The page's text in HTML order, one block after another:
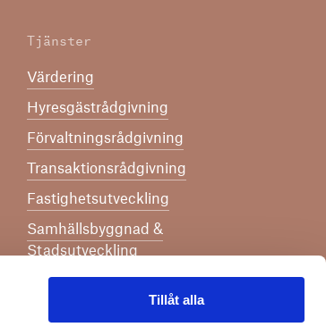
Tillåt alla
Tjänster
Värdering
Hyresgästrådgivning
Förvaltningsrådgivning
Transaktionsrådgivning
Fastighetsutveckling
Samhällsbyggnad &
Stadsutveckling
Strategiskt affärsstöd
Säkerhet & beredskap